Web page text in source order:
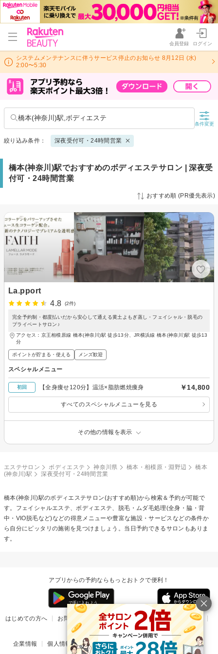
会員登録 ログイン
システムメンテナンスに伴うサービス停止のお知らせ 8月12日 (水)
2:00〜5:30
橋本(神奈川)駅,ボディエステ
条件変更
絞り込み条件： 深夜受付可・24時間営業
橋本(神奈川)駅でおすすめのボディエステサロン | 深夜受
付可・24時間営業
おすすめ順 (PR優先表示)
La.pport
4.8
(2件)
完全予約制・都度払いだから安心して通える黄土よもぎ蒸し・フェイシャル・脱毛の
プライベートサロン♪
アクセス：京王相模原線 橋本(神奈川)駅 徒歩13分、JR横浜線 橋本(神奈川)駅 徒歩13
分
ポイントが貯まる・使える メンズ歓迎
スペシャルメニュー
初回 【全身痩せ120分】温活×脂肪燃焼痩身 ￥14,800
すべてのスペシャルメニューを見る
その他の情報を表示
エステサロン ボディエステ 神奈川県 橋本・相模原・淵野辺
橋本
(神奈川)駅
深夜受付可・24時間営業
橋本(神奈川)駅のボディエステサロン(おすすめ順)から検索＆予約が可能で
す。フェイシャルエステ、ボディエステ、脱毛・ムダ毛処理(全身・脇・背
中・VIO脱毛など)などの得意メニューや豊富な施設・サービスなどの条件か
ら自分にピッタリの施術を見つけましょう。当日予約できるサロンもありま
す。
アプリからの予約ならもっとおトクで便利！
はじめての方へ お問い合わせ ヘルプ リリース情報
利用規約
掲載ご希望のサロン様
企業情報 個人情報保護方針 楽天のサービス一覧 アプリ一覧